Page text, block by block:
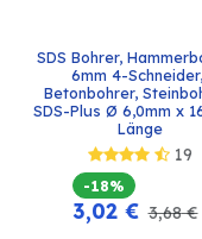
SDS Bohrer,
6mm 4-Schneider,
Betonbohrer,
SDS-Plus Ø 6,0mm x
Länge
19
-18%
3,02€ 3,68€